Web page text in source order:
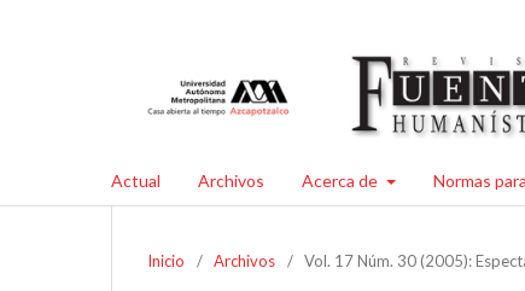
Actual Archivos Acerca de Normas
Inicio / Archivos / Vol. 17 Núm. 30 (2005):